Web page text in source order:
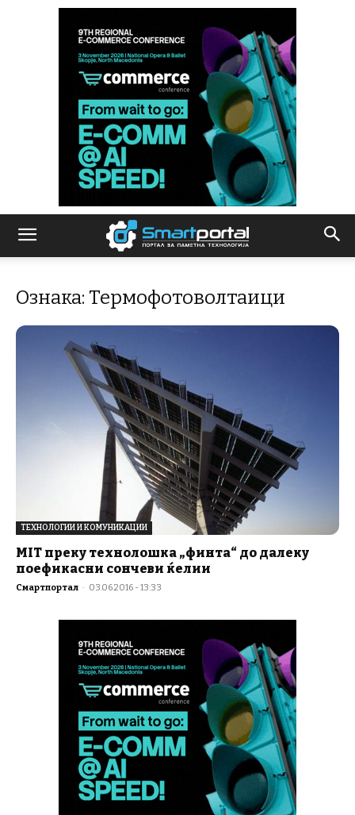
Ознака: Термофотоволтаици
ТЕХНОЛОГИИ И КОМУНИКАЦИИ
MIT преку технолошка „финта“ до далеку
поефикасни сончеви ќелии
Смартпортал - 03.06.2016 - 13:33